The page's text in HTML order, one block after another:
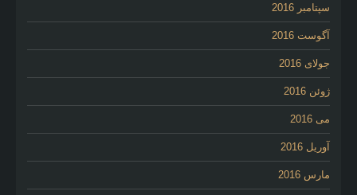
سپتامبر 2016
آگوست 2016
جولای 2016
ژوئن 2016
می 2016
آوریل 2016
مارس 2016